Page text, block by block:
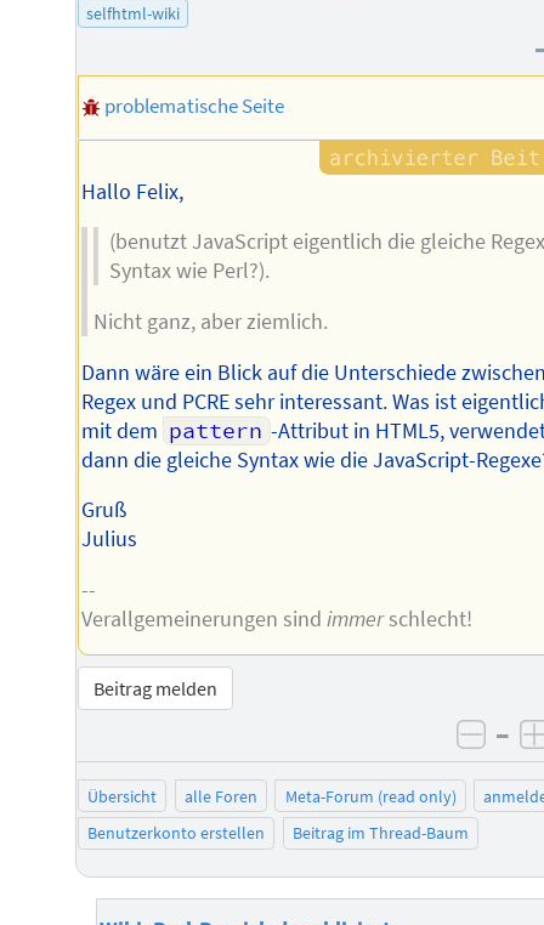
selfhtml-wiki
problematische Seite
Hallo Felix,
(benutzt JavaScript eigentlich die gleiche
Syntax wie Perl?).
Nicht ganz, aber ziemlich.
Dann wäre ein Blick auf die Unterschiede
Regex und PCRE sehr interessant. Was ist
mit dem pattern -Attribut in HTML5,
dann die gleiche Syntax wie die JavaScript-
Gruß
Julius
--
Verallgemeinerungen sindimmerschlecht!
Beitrag melden
–
Übersicht alle Foren Meta-Forum (read only)
Benutzerkonto erstellen
Beitrag im Thread-Baum